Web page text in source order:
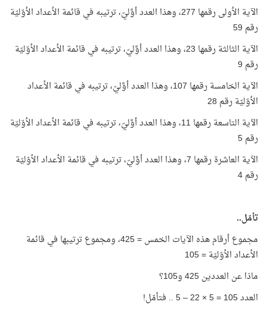
الآية الأولى رقمها 277، وهذا العدد أوَّليّ، ترتيبه في قائمة الأعداد الأوّليّة
رقم 59
الآية الثالثة رقمها 23، وهذا العدد أوَّليّ، ترتيبه في قائمة الأعداد الأوّليّة
رقم 9
الآية الخامسة رقمها 107، وهذا العدد أوَّليّ، ترتيبه في قائمة الأعداد
الأوّليّة رقم 28
الآية التاسعة رقمها 11، وهذا العدد أوَّليّ، ترتيبه في قائمة الأعداد الأوّليّة
رقم 5
الآية العاشرة رقمها 7، وهذا العدد أوَّليّ، ترتيبه في قائمة الأعداد الأوّليّة
رقم 4
تأمّل..
مجموع أرقام هذه الآيات الخمس = 425، ومجموع ترتيبها في قائمة
الأعداد الأوّليّة = 105
ماذا عن العددين 425 و105؟
العدد 105 = 5 × 22 – 5 .. فتأمّل!